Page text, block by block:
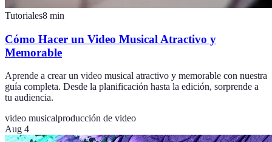
Tutoriales8 min
Cómo Hacer un Video Musical Atractivo y
Memorable
Aprende a crear un video musical atractivo y memorable con nuestra
guía completa. Desde la planificación hasta la edición, sorprende a
tu audiencia.
video musicalproducción de video
Aug 4